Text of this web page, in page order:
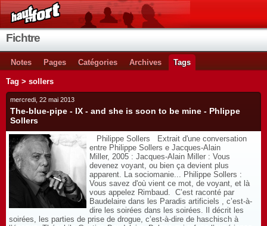
Fichtre
Notes Pages Catégories Archives Tags
Tag > sollers
mercredi, 22 mai 2013
The-blue-pipe - IX - and she is soon to be mine - Phlippe
Sollers
Philippe Sollers Extrait d'une conversation
entre Philippe Sollers e Jacques-Alain
Miller, 2005 : Jacques-Alain Miller : Vous
devenez voyant, ou bien ça devient plus
apparent. La sociomanie... Philippe Sollers :
Vous savez d'où vient ce mot, de voyant, et là
vous appelez Rimbaud. C’est raconté par
Baudelaire dans les Paradis artificiels , c’est-à-
dire les soirées dans les soirées. Il décrit les
soirées, les parties de prise de drogue, c’est-à-dire de haschisch à